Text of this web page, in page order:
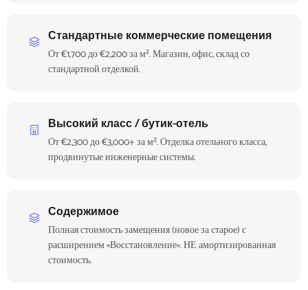
Стандартные коммерческие помещения
От €1,700 до €2,200 за м². Магазин, офис, склад со
стандартной отделкой.
Высокий класс / бутик-отель
От €2,300 до €3,000+ за м². Отделка отельного класса,
продвинутые инженерные системы.
Содержимое
Полная стоимость замещения (новое за старое) с
расширением «Восстановление». НЕ амортизированная
стоимость.